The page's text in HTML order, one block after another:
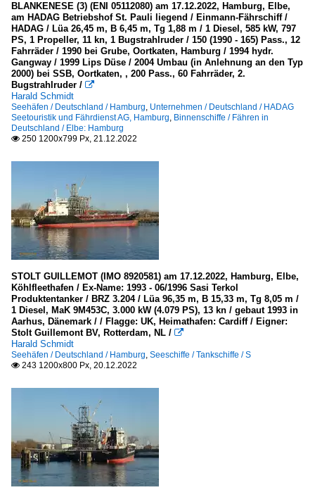
BLANKENESE (3) (ENI 05112080) am 17.12.2022, Hamburg, Elbe,
am HADAG Betriebshof St. Pauli liegend / Einmann-Fährschiff /
HADAG / Lüa 26,45 m, B 6,45 m, Tg 1,88 m / 1 Diesel, 585 kW, 797
PS, 1 Propeller, 11 kn, 1 Bugstrahlruder / 150 (1990 - 165) Pass., 12
Fahrräder / 1990 bei Grube, Oortkaten, Hamburg / 1994 hydr.
Gangway / 1999 Lips Düse / 2004 Umbau (in Anlehnung an den Typ
2000) bei SSB, Oortkaten, , 200 Pass., 60 Fahrräder, 2.
Bugstrahlruder / 
Harald Schmidt
Seehäfen / Deutschland / Hamburg, Unternehmen / Deutschland / HADAG
Seetouristik und Fährdienst AG, Hamburg, Binnenschiffe / Fähren in
Deutschland / Elbe: Hamburg
 250 1200x799 Px, 21.12.2022
STOLT GUILLEMOT (IMO 8920581) am 17.12.2022, Hamburg, Elbe,
Köhlfleethafen / Ex-Name: 1993 - 06/1996 Sasi Terkol
Produktentanker / BRZ 3.204 / Lüa 96,35 m, B 15,33 m, Tg 8,05 m /
1 Diesel, MaK 9M453C, 3.000 kW (4.079 PS), 13 kn / gebaut 1993 in
Aarhus, Dänemark / / Flagge: UK, Heimathafen: Cardiff / Eigner:
Stolt Guillemont BV, Rotterdam, NL / 
Harald Schmidt
Seehäfen / Deutschland / Hamburg, Seeschiffe / Tankschiffe / S
 243 1200x800 Px, 20.12.2022